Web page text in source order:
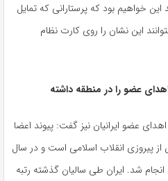
خواهیم بود که پرستارانی که تمایل
این نشان را روی کارت نظام
عضو را در منطقه داشته
عضو ایرانیان نیز گفت: پیوند اعضا
پیروزی انقلاب اسلامی است و در سال
انجام شد. ایران طی سالیان گذشته رتبه